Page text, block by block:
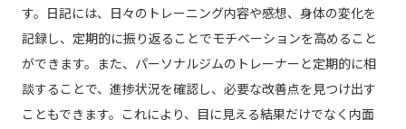
す。日記には、日々のトレーニング内容や感想、身体の変化を
記録し、定期的に振り返ることでモチベーションを高めること
ができます。また、パーソナルジムのトレーナーと定期的に相
談することで、進捗状況を確認し、必要な改善点を見つけ出す
こともできます。これにより、目に見える結果だけでなく内面